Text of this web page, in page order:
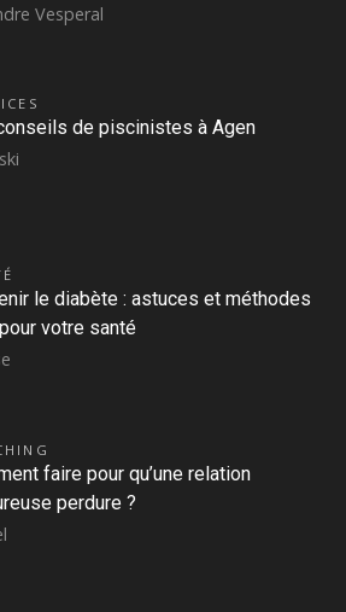
Vesperal
de piscinistes à Agen
le diabète : astuces et méthodes
votre santé
faire pour qu’une relation
perdure ?